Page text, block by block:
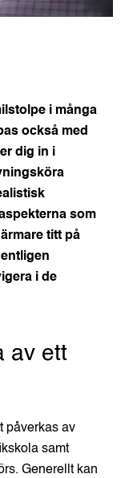
i många
också med
dig in i
som
titt på
i de
av ett
påverkas av
samt
Generellt kan